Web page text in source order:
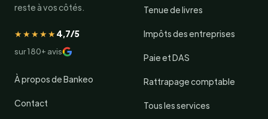
reste à vos côtés.
★★★★★4,7/5
sur 180+ avis
À propos de Bankeo
Contact
Tenue de livres
Impôts des entreprises
Paie et DAS
Rattrapage comptable
Tous les services